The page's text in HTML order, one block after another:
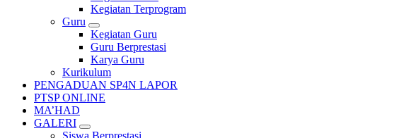
Kegiatan Terprogram
Guru
Kegiatan Guru
Guru Berprestasi
Karya Guru
Kurikulum
PENGADUAN SP4N LAPOR
PTSP ONLINE
MA’HAD
GALERI
Siswa Berprestasi